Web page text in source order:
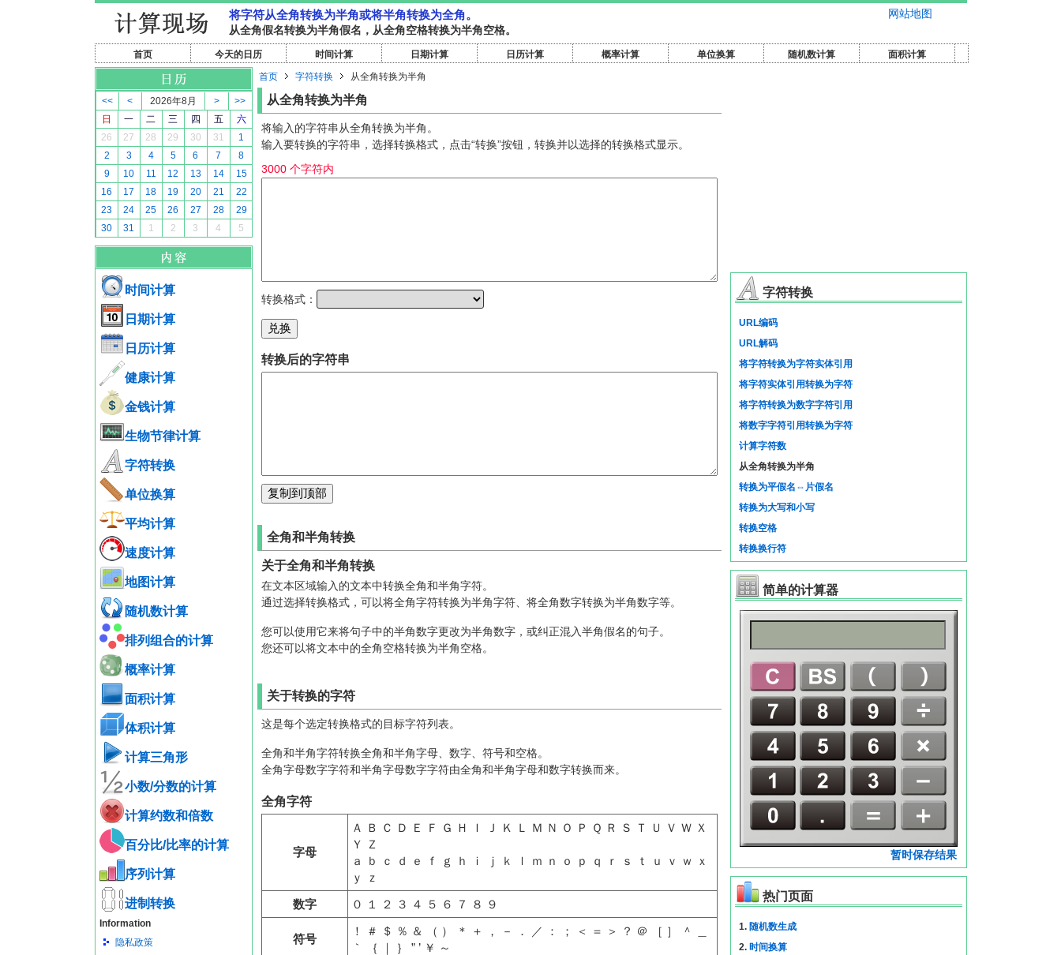
网站地图
将字符从全角转换为半角或将半角转换为全角。
从全角假名转换为半角假名，从全角空格转换为半角空格。
首页 今天的日历 时间计算 日期计算 日历计算 概率计算 单位换算 随机数计算 面积计算
<< < 2026年8月 >
>>
日
一 二 三 四 五
六
26
27 28 29 30 31
1
2
3 4 5 6 7
8
9
10 11 12 13 14
15
16
17 18 19 20 21
22
23
24 25 26 27 28
29
30
31 1 2 3 4 5
时间计算
日期计算
日历计算
健康计算
金钱计算
生物节律计算
字符转换
单位换算
平均计算
速度计算
地图计算
随机数计算
排列组合的计算
概率计算
面积计算
体积计算
计算三角形
小数/分数的计算
计算约数和倍数
百分比/比率的计算
序列计算
进制转换
Information
隐私政策
首页 字符转换 从全角转换为半角
从全角转换为半角
将输入的字符串从全角转换为半角。
输入要转换的字符串，选择转换格式，点击“转换”按钮，转换并以选择的转换格式显示。
3000 个字符内
转换格式：
转换后的字符串
全角和半角转换
关于全角和半角转换
在文本区域输入的文本中转换全角和半角字符。
通过选择转换格式，可以将全角字符转换为半角字符、将全角数字转换为半角数字等。
您可以使用它来将句子中的半角数字更改为半角数字，或纠正混入半角假名的句子。
您还可以将文本中的全角空格转换为半角空格。
关于转换的字符
这是每个选定转换格式的目标字符列表。
全角和半角字符转换全角和半角字母、数字、符号和空格。
全角字母数字字符和半角字母数字字符由全角和半角字母和数字转换而来。
全角字符
字母
Ａ Ｂ Ｃ Ｄ Ｅ Ｆ Ｇ Ｈ Ｉ Ｊ Ｋ Ｌ Ｍ Ｎ Ｏ Ｐ Ｑ Ｒ Ｓ Ｔ Ｕ Ｖ Ｗ Ｘ
Ｙ Ｚ
ａ ｂ ｃ ｄ ｅ ｆ ｇ ｈ ｉ ｊ ｋ ｌ ｍ ｎ ｏ ｐ ｑ ｒ ｓ ｔ ｕ ｖ ｗ ｘ
ｙ ｚ
数字
０ １ ２ ３ ４ ５ ６ ７ ８ ９
符号
！ ＃ ＄ ％ ＆ （ ） ＊ ＋ ， － ． ／ ： ； ＜ ＝ ＞ ？ ＠ ［ ］ ＾ ＿
｀ ｛ ｜ ｝ ” ’ ￥ ～
字符转换
URL编码
URL解码
将字符转换为字符实体引用
将字符实体引用转换为字符
将字符转换为数字字符引用
将数字字符引用转换为字符
计算字符数
从全角转换为半角
转换为平假名⇔片假名
转换为大写和小写
转换空格
转换换行符
简单的计算器
暂时保存结果
热门页面
1. 随机数生成
2. 时间换算